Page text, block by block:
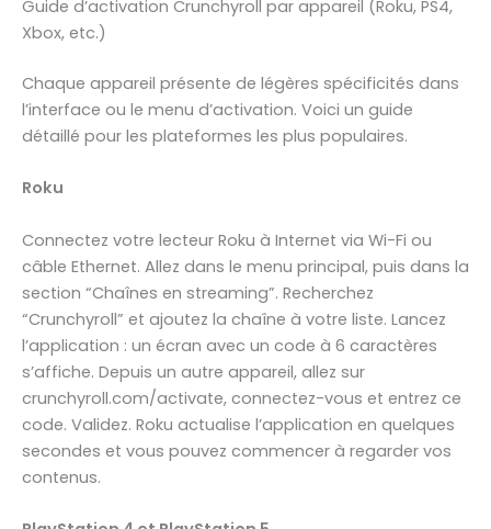
Guide d’activation Crunchyroll par appareil (Roku, PS4,
Xbox, etc.)
Chaque appareil présente de légères spécificités dans
l’interface ou le menu d’activation. Voici un guide
détaillé pour les plateformes les plus populaires.
Roku
Connectez votre lecteur Roku à Internet via Wi-Fi ou
câble Ethernet. Allez dans le menu principal, puis dans la
section “Chaînes en streaming”. Recherchez
“Crunchyroll” et ajoutez la chaîne à votre liste. Lancez
l’application : un écran avec un code à 6 caractères
s’affiche. Depuis un autre appareil, allez sur
crunchyroll.com/activate, connectez-vous et entrez ce
code. Validez. Roku actualise l’application en quelques
secondes et vous pouvez commencer à regarder vos
contenus.